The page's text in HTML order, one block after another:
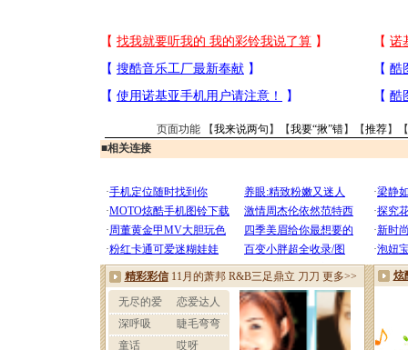
页面功能 【我来说两句 】【我要“揪”错】【推荐】
■相关连接